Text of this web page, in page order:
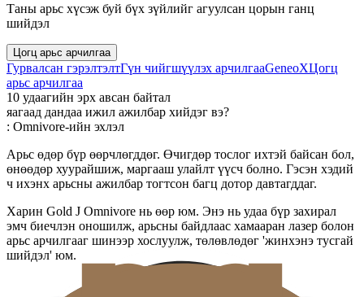
Таны арьс хүсэж буй бүх зүйлийг агуулсан цорын ганц
шийдэл
Цогц арьс арчилгаа
Гурвалсан гэрэлтэлтГүн чийгшүүлэх арчилгааGeneoXЦогц
арьс арчилгаа
10 удаагийн эрх авсан байтал
яагаад дандаа ижил ажилбар хийдэг вэ?
: Omnivore-ийн эхлэл
Арьс өдөр бүр өөрчлөгддөг. Өчигдөр тослог ихтэй байсан бол,
өнөөдөр хуурайшиж, маргааш улайлт үүсч болно. Гэсэн хэдий
ч ихэнх арьсны ажилбар тогтсон багц дотор давтагддаг.
Харин Gold J Omnivore нь өөр юм. Энэ нь удаа бүр захирал
эмч биечлэн оношилж, арьсны байдлаас хамааран лазер болон
арьс арчилгааг шинээр хослуулж, төлөвлөдөг 'жинхэнэ тусгай
шийдэл' юм.